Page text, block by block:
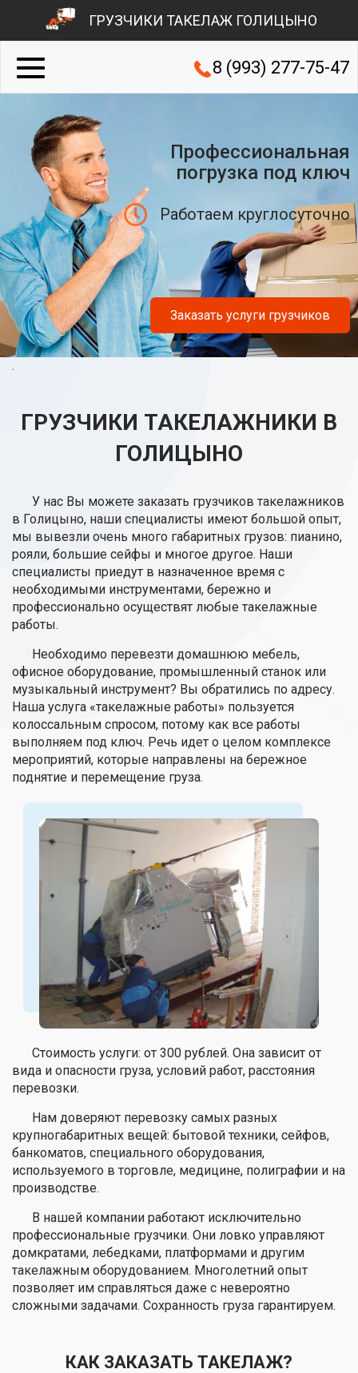
ГРУЗЧИКИ ТАКЕЛАЖ ГОЛИЦЫНО
8 (993) 277-75-47
Профессиональная
погрузка под ключ
Работаем круглосуточно
Заказать услуги грузчиков
.
ГРУЗЧИКИ ТАКЕЛАЖНИКИ В
ГОЛИЦЫНО
У нас Вы можете заказать грузчиков такелажников
в Голицыно, наши специалисты имеют большой опыт,
мы вывезли очень много габаритных грузов: пианино,
рояли, большие сейфы и многое другое. Наши
специалисты приедут в назначенное время с
необходимыми инструментами, бережно и
профессионально осуществят любые такелажные
работы.
Необходимо перевезти домашнюю мебель,
офисное оборудование, промышленный станок или
музыкальный инструмент? Вы обратились по адресу.
Наша услуга «такелажные работы» пользуется
колоссальным спросом, потому как все работы
выполняем под ключ. Речь идет о целом комплексе
мероприятий, которые направлены на бережное
поднятие и перемещение груза.
Стоимость услуги: от 300 рублей. Она зависит от
вида и опасности груза, условий работ, расстояния
перевозки.
Нам доверяют перевозку самых разных
крупногабаритных вещей: бытовой техники, сейфов,
банкоматов, специального оборудования,
используемого в торговле, медицине, полиграфии и на
производстве.
В нашей компании работают исключительно
профессиональные грузчики. Они ловко управляют
домкратами, лебедками, платформами и другим
такелажным оборудованием. Многолетний опыт
позволяет им справляться даже с невероятно
сложными задачами. Сохранность груза гарантируем.
КАК ЗАКАЗАТЬ ТАКЕЛАЖ?